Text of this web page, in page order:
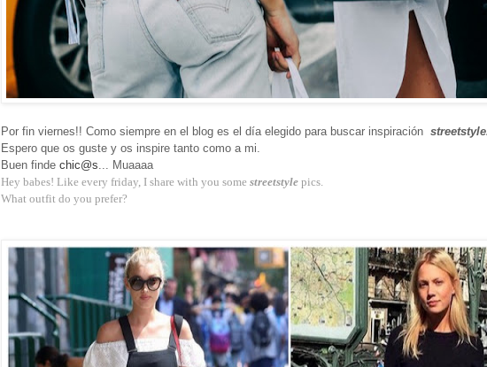
Por fin viernes!! Como siempre en el blog es el día elegido para buscar inspiración
Espero que os guste y os inspire tanto como a mi.
Buen finde chic@s... Muaaaa
Hey babes! Like every friday, I share with you some streetstyle pics.
What outfit do you prefer?